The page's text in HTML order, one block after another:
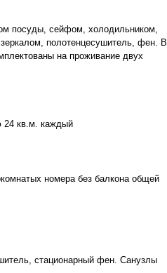
посуды, сейфом, холодильником,
полотенцесушитель, фен. В
на проживание двух
24 кв.м. каждый
номера без балкона общей
стационарный фен. Санузлы